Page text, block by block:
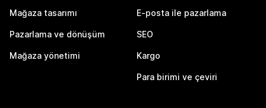
Mağaza tasarımı
Pazarlama ve dönüşüm
Mağaza yönetimi
E-posta ile pazarlama
SEO
Kargo
Para birimi ve çeviri